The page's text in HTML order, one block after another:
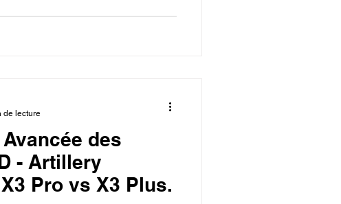
des
- Artillery
Pro vs X3 Plus.
de lecture